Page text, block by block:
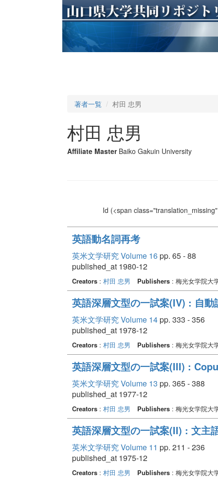
著者一覧 村田 忠男
村田 忠男
Affiliate Master Baiko Gakuin University
Id (<span
英語動名詞再考
英米文学研究 Volume 16pp. 65 - 88
published_at 1980-12
Creators: 村田 忠男 Publishers: 梅光女学院大
英語深層文型の一試案(IV) : 自動
英米文学研究 Volume 14pp. 333 - 356
published_at 1978-12
Creators: 村田 忠男 Publishers: 梅光女学院大
英語深層文型の一試案(III) :
英米文学研究 Volume 13 pp. 365 - 388
published_at 1977-12
Creators: 村田 忠男 Publishers: 梅光女学院大
英語深層文型の一試案(II) : 文主
英米文学研究 Volume 11 pp. 211 - 236
published_at 1975-12
Creators: 村田 忠男 Publishers: 梅光女学院大